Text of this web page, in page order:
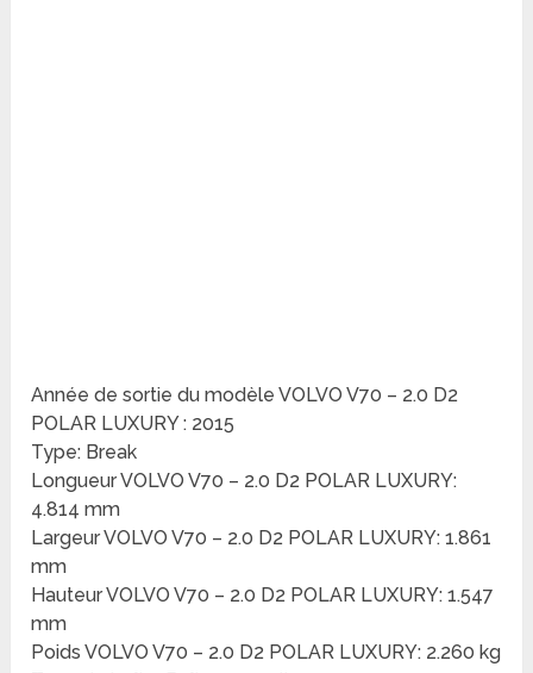
Année de sortie du modèle VOLVO V70 – 2.0 D2
POLAR LUXURY : 2015
Type: Break
Longueur VOLVO V70 – 2.0 D2 POLAR LUXURY:
4.814 mm
Largeur VOLVO V70 – 2.0 D2 POLAR LUXURY: 1.861
mm
Hauteur VOLVO V70 – 2.0 D2 POLAR LUXURY: 1.547
mm
Poids VOLVO V70 – 2.0 D2 POLAR LUXURY: 2.260 kg